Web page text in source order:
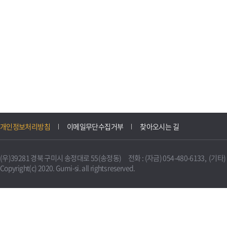
개인정보처리방침 이메일무단수집거부 찾아오시는 길
(우)39281 경북 구미시 송정대로 55(송정동) 전화 : (자금) 054-480-6133, (기타
Copyright(c) 2020. Gumi-si. all rights reserved.